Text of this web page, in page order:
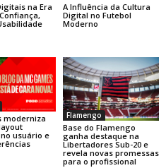
na Era
A Influência da Cultura
Digital no Futebol
Moderno
moderniza
usuário e
Flamengo
Base do Flamengo
ganha destaque na
Libertadores Sub-20 e
revela novas promessas
para o profissional